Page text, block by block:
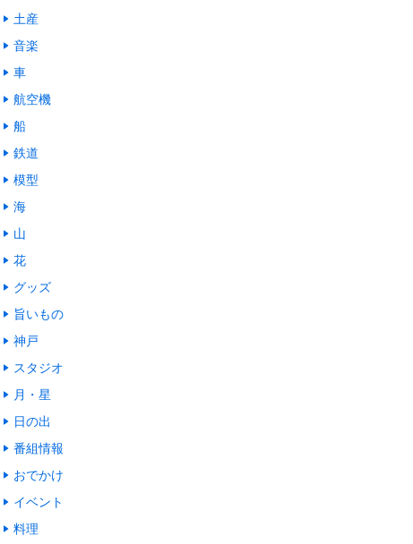
土産
音楽
車
航空機
船
鉄道
模型
海
山
花
グッズ
旨いもの
神戸
スタジオ
月・星
日の出
番組情報
おでかけ
イベント
料理